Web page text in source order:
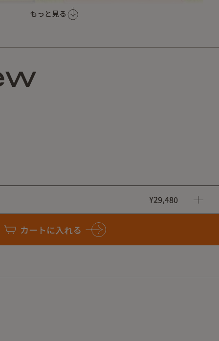
もっと見る
¥29,480
カートに入れる